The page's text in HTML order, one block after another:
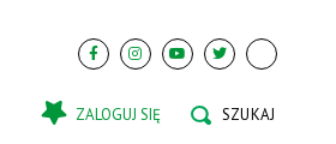
ZALOGUJ SIĘ